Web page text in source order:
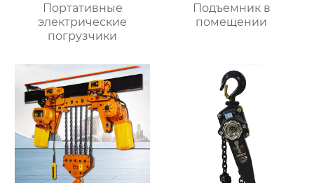
Портативные
электрические
погрузчики
Подъемник в
помещении